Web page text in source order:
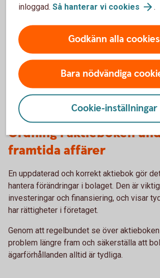
Vad händer om aktiebrev
Om ett aktiebrev har försvunnit kan
Bolagsverket om att det ska dödas. Det
förklaras ogiltigt och att ett nytt kan
kan ta tid och innebär en kostnad, vilket
att ha kontroll över eventuella aktiebrev i
Ordning i aktieboken
framtida affärer
En uppdaterad och korrekt aktiebok gör
hantera förändringar i bolaget. Den är
investeringar och finansiering, och visar
har rättigheter i företaget.
Genom att regelbundet se över
problem längre fram och säkerställa att
ägarförhållanden alltid är tydliga.
inloggad. Så hanterar vi cookies .
Godkänn alla cookies
Bara nödvändiga
Cookie-inställningar